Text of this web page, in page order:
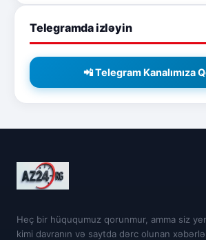
Telegramda izləyin
📲 Telegram Kanalımıza
Heç bir hüququmuz qorunmur, amma siz
kimi davranın və saytda dərc olunan